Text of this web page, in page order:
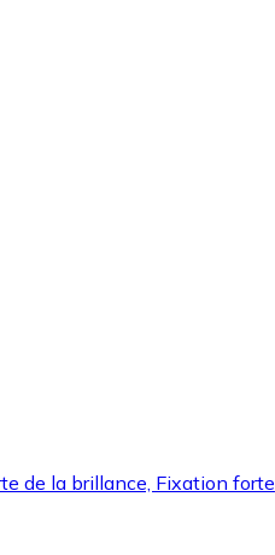
de la brillance, Fixation forte